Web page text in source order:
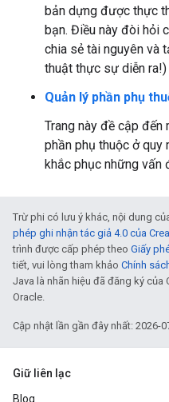
bản dựng được thực
bạn. Điều này đòi hỏi
chia sẻ tài nguyên và
thuật thực sự diễn ra!)
Quản lý phần phụ
Trang này đề cập
phần phụ thuộc ở quy
khắc phục những vấn
Trừ phi có lưu ý khác, nội dung
phép ghi nhận tác giả 4.0 của
trình được cấp phép theo Giấy
tiết, vui lòng tham khảo Chính
Java là nhãn hiệu đã đăng ký của
Oracle.
Cập nhật lần gần đây nhất: 2026-
Giữ liên lạc
Blog